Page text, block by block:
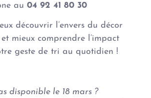
au04 92 41 80 30
découvrir l’envers du décor
mieux comprendre l’impact
geste de tri au quotidien !
disponible le 18 mars ?